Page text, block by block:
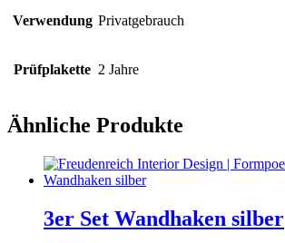
Verwendung Privatgebrauch
Prüfplakette 2 Jahre
Ähnliche Produkte
3er Set Wandhaken silber